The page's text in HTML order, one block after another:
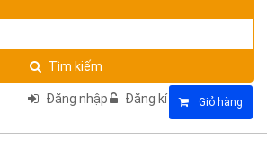
Tìm kiếm
Đăng nhập Đăng kí Giỏ hàng